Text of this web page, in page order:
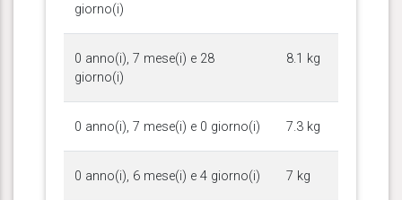
giorno(i)
0 anno(i), 7 mese(i) e 28
giorno(i)
8.1 kg
0 anno(i), 7 mese(i) e 0 giorno(i) 7.3 kg
0 anno(i), 6 mese(i) e 4 giorno(i) 7 kg